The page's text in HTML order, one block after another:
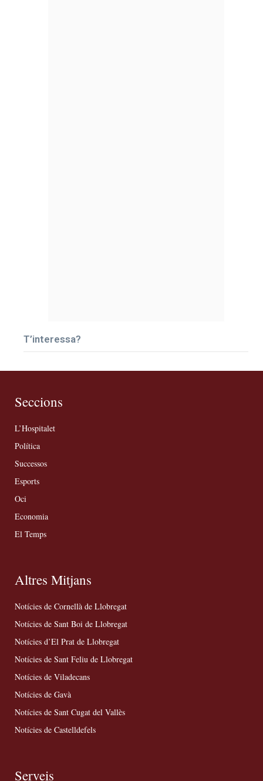
T’interessa?
Seccions
L’Hospitalet
Política
Successos
Esports
Oci
Economia
El Temps
Altres Mitjans
Notícies de Cornellà de Llobregat
Notícies de Sant Boi de Llobregat
Notícies d’El Prat de Llobregat
Notícies de Sant Feliu de Llobregat
Notícies de Viladecans
Notícies de Gavà
Notícies de Sant Cugat del Vallès
Notícies de Castelldefels
Serveis